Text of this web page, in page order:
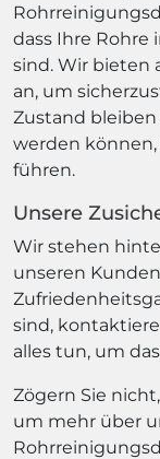
dass Ihre
sind. Wir bieten
an, um
Zustand
werden können,
führen.
Unsere
Wir stehen
unseren
sind,
alles tun, um
Zögern Sie
um mehr über